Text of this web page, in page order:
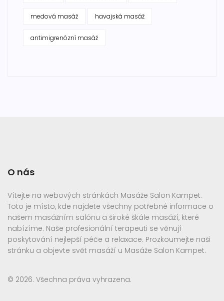
medová masáž havajská masáž
antimigrenózní masáž
O nás
Vítejte na webových stránkách Masáže Salon Kampet.
Toto je místo, kde najdete všechny potřebné informace o
našem masážním salónu a široké škále masáží, které
nabízíme. Naše profesionální terapeuti se věnují
poskytování nejlepší péče a relaxace. Prozkoumejte naši
stránku a objevte svět masáží u Masáže Salon Kampet.
© 2026. Všechna práva vyhrazena.